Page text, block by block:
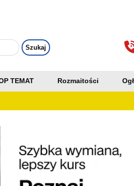
TEMAT Rozmaitości